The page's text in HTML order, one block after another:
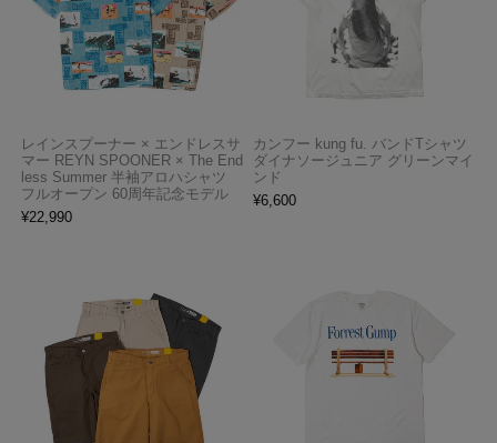
レインスプーナー × エンドレスサ
マー REYN SPOONER × The End
less Summer 半袖アロハシャツ
フルオープン 60周年記念モデル
¥22,990
カンフー kung fu. バンドTシャツ
ダイナソージュニア グリーンマイ
ンド
¥6,600